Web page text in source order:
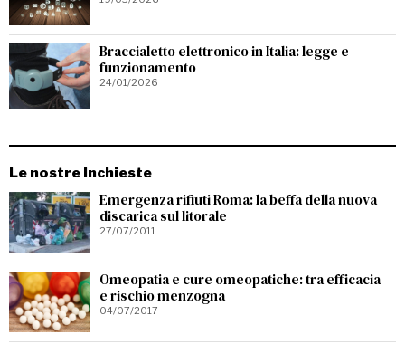
Braccialetto elettronico in Italia: legge e
funzionamento
24/01/2026
Le nostre Inchieste
Emergenza rifiuti Roma: la beffa della nuova
discarica sul litorale
27/07/2011
Omeopatia e cure omeopatiche: tra efficacia
e rischio menzogna
04/07/2017